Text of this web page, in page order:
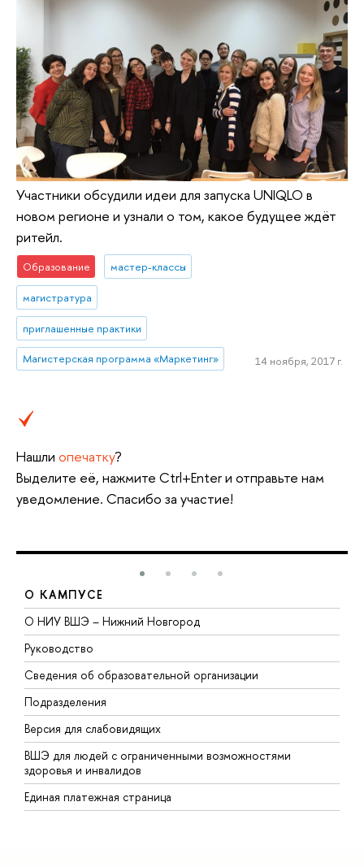
Участники обсудили идеи для запуска UNIQLO в
новом регионе и узнали о том, какое будущее ждёт
ритейл.
Образование мастер-классы
магистратура
приглашенные практики
Магистерская программа «Маркетинг» 14 ноября, 2017 г.
Нашли опечатку?
Выделите её, нажмите Ctrl+Enter и отправьте нам
уведомление. Спасибо за участие!
О КАМПУСЕ
О НИУ ВШЭ – Нижний Новгород
Руководство
Сведения об образовательной организации
Подразделения
Версия для слабовидящих
ВШЭ для людей с ограниченными возможностями
здоровья и инвалидов
Единая платежная страница